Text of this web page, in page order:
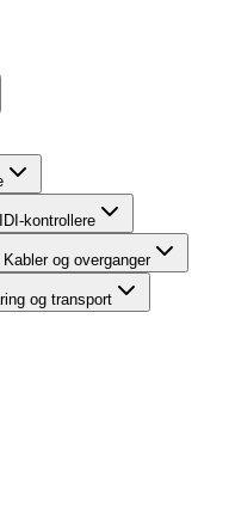
kontrollere
Kabler og overganger
og transport